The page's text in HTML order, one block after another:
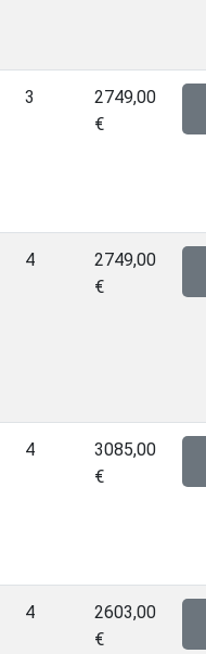
3
2749,00
€
4
2749,00
€
4
3085,00
€
4
2603,00
€